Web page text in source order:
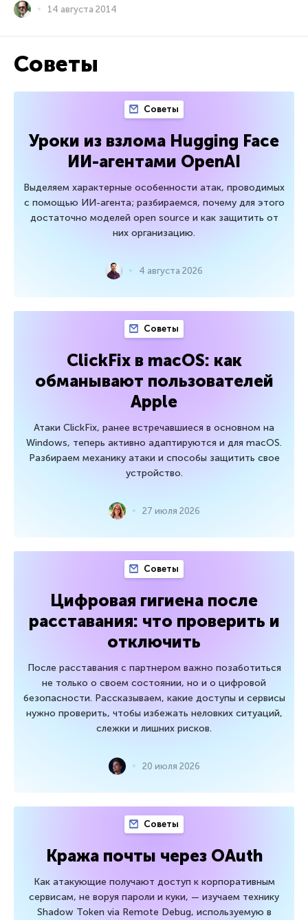
14 августа 2014
Советы
Советы
Уроки из взлома Hugging Face
ИИ-агентами OpenAI
Выделяем характерные особенности атак, проводимых
с помощью ИИ-агента; разбираемся, почему для этого
достаточно моделей open source и как защитить от
них организацию.
4 августа 2026
Советы
ClickFix в macOS: как
обманывают пользователей
Apple
Атаки ClickFix, ранее встречавшиеся в основном на
Windows, теперь активно адаптируются и для macOS.
Разбираем механику атаки и способы защитить свое
устройство.
27 июля 2026
Советы
Цифровая гигиена после
расставания: что проверить и
отключить
После расставания с партнером важно позаботиться
не только о своем состоянии, но и о цифровой
безопасности. Рассказываем, какие доступы и сервисы
нужно проверить, чтобы избежать неловких ситуаций,
слежки и лишних рисков.
20 июля 2026
Советы
Кража почты через OAuth
Как атакующие получают доступ к корпоративным
сервисам, не воруя пароли и куки, — изучаем технику
Shadow Token via Remote Debug, используемую в